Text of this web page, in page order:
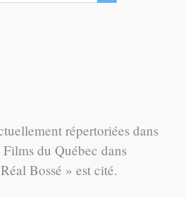
répertoriées dans
du Québec dans
Bossé » est cité.